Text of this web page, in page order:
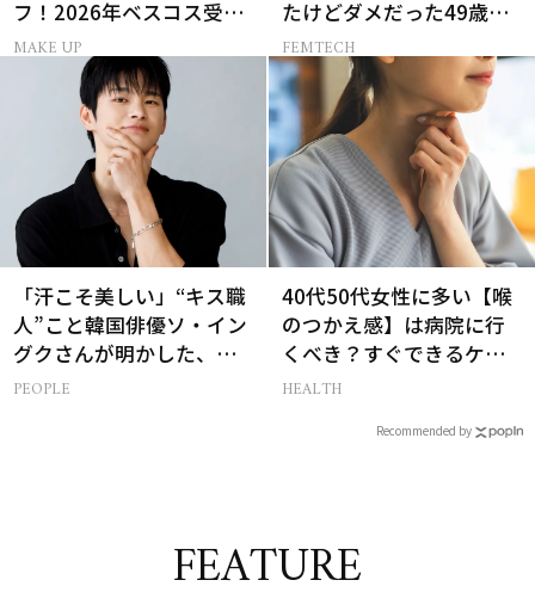
フ！2026年ベスコス受賞
リキッドルージュ3選
MAKE UP
たけどダメだった49歳妻
の「思わぬ収穫」
FEMTECH
「汗こそ美しい」“キス職
人”こと韓国俳優ソ・イン
グクさんが明かした、惹
かれる人の条件とは
PEOPLE
40代50代女性に多い【喉
のつかえ感】は病院に行
くべき？すぐできるケア5
選も！
HEALTH
Recommended by
FEATURE